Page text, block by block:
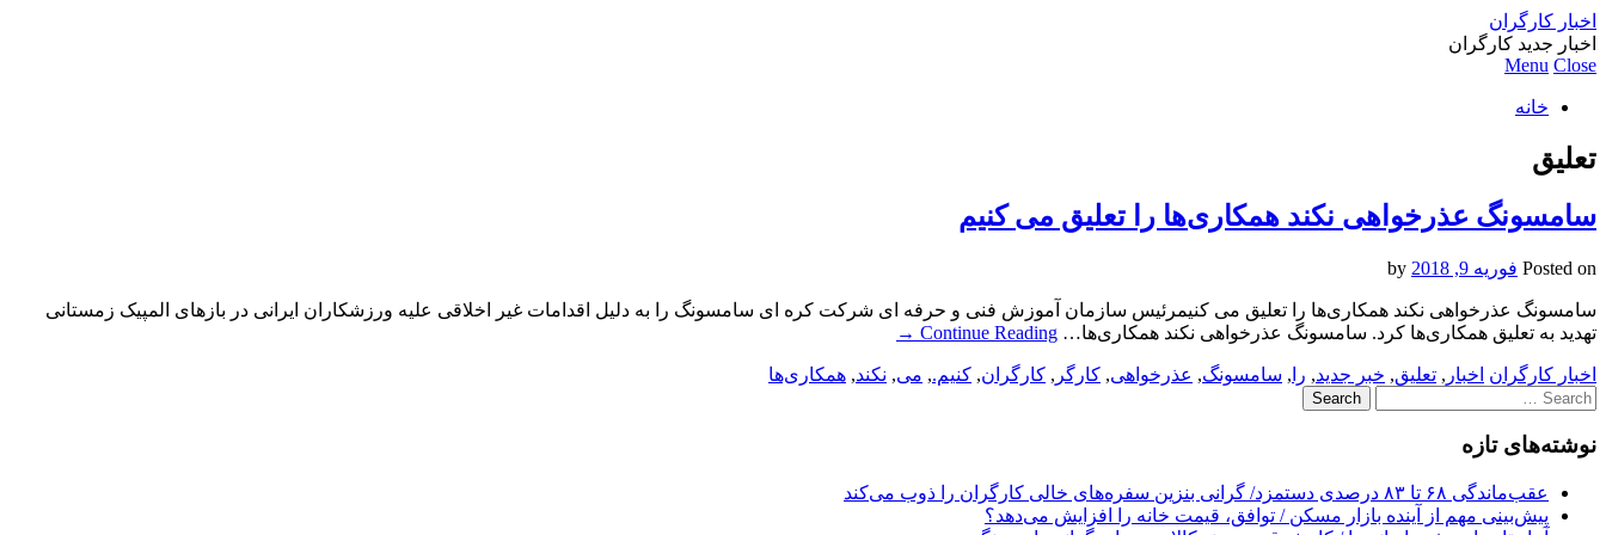
اخبار کارگران
اخبار جدید کارگران
Menu Close
خانه
تعلیق
سامسونگ عذرخواهی نکند همکاری‌ها را تعلیق می کنیم
Posted on فوریه 9, 2018
سامسونگ عذرخواهی نکند همکاری‌ها را تعلیق می کنیمرئیس سازمان آموزش فنی و حرفه ای شرکت کره ای سامسونگ را به دلیل اقدامات غیر اخلاقی علیه ورزشکاران ایرانی در بازهای المپیک زمستانی
تهدید به تعلیق همکاری‌ها کرد. سامسونگ عذرخواهی نکند همکاری‌ها… Continue Reading
→
اخبار کارگران اخبار , تعلیق, خبر جدید, را , سامسونگ, عذرخواهی, کارگر , کارگران, کنیم., می, نکند, همکاری‌ها
Search
for:
نوشته‌های تازه
عقب‌ماندگی ۶۸ تا ۸۳ درصدی دستمزد/ گرانی بنزین سفره‌های خالی کارگران را ذوب می‌کند
پیش‌بینی مهم از آینده بازار مسکن / توافق، قیمت خانه را افزایش می‌دهد؟